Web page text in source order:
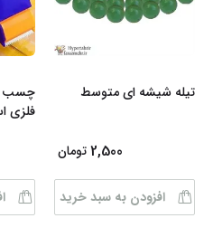
تیله شیشه ای متوسط
2,500 تومان
افزودن به سبد خرید
چسب
فلزی